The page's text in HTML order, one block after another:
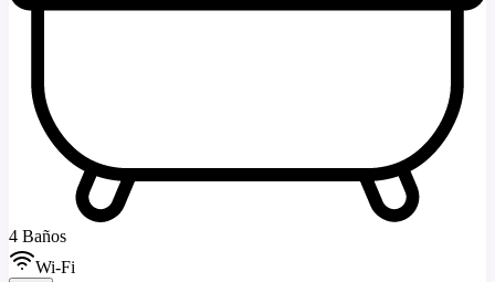
4 Baños
Wi-Fi